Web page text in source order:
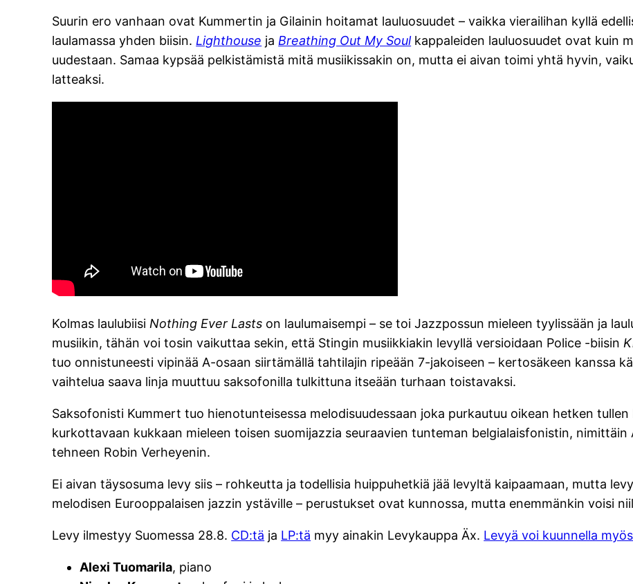
Suurin ero vanhaan ovat Kummertin ja Gilainin hoitamat lauluosuudet – vaikka vierailihan kyllä
laulamassa yhden biisin. Lighthouse ja Breathing Out My Soul kappaleiden lauluosuudet ovat kuin
uudestaan. Samaa kypsää pelkistämistä mitä musiikissakin on, mutta ei aivan toimi yhtä hyvin,
latteaksi.
Kolmas laulubiisi Nothing Ever Lasts on laulumaisempi – se toi Jazzpossun mieleen tyylissään ja
musiikin, tähän voi tosin vaikuttaa sekin, että Stingin musiikkiakin levyllä versioidaan Police -biisin
tuo onnistuneesti vipinää A-osaan siirtämällä tahtilajin ripeään 7-jakoiseen – kertosäkeen kanssa
vaihtelua saava linja muuttuu saksofonilla tulkittuna itseään turhaan toistavaksi.
Saksofonisti Kummert tuo hienotunteisessa melodisuudessaan joka purkautuu oikean hetken
kurkottavaan kukkaan mieleen toisen suomijazzia seuraavien tunteman belgialaisfonistin,
tehneen Robin Verheyenin.
Ei aivan täysosuma levy siis – rohkeutta ja todellisia huippuhetkiä jää levyltä kaipaamaan, mutta
melodisen Eurooppalaisen jazzin ystäville – perustukset ovat kunnossa, mutta enemmänkin voisi
Levy ilmestyy Suomessa 28.8. CD:tä ja LP:tä myy ainakin Levykauppa Äx. Levyä voi kuunnella
Alexi Tuomarila, piano